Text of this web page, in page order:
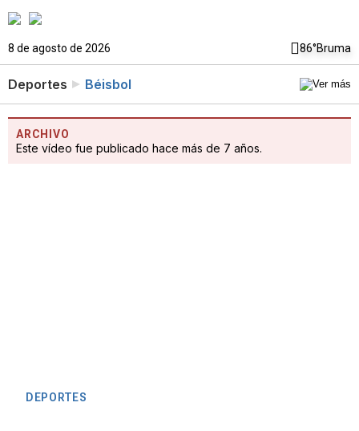
8 de agosto de 2026 86°Bruma
Deportes Béisbol
ARCHIVO
Este vídeo fue publicado hace más de 7 años.
DEPORTES